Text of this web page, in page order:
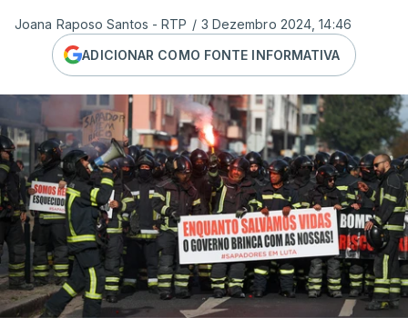
Joana Raposo Santos - RTP / 3 Dezembro 2024, 14:46
ADICIONAR COMO FONTE INFORMATIVA